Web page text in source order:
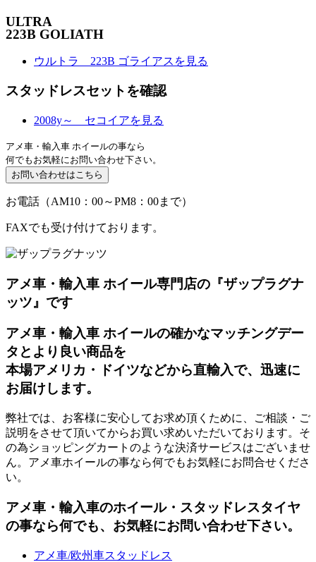
ULTRA
223B GOLIATH
ウルトラ 223B ゴライアスを見る
スタッドレスセットを確認
2008y～ セコイアを見る
アメ車・輸入車 ホイールの事なら
何でもお気軽にお問い合わせ下さい。
お電話（AM10：00～PM8：00まで）
FAXでも受け付けております。
アメ車・輸入車 ホイール専門店の『ザップラグナ
ッツ』です
アメ車・輸入車 ホイールの確かなマッチングデー
タとより良い商品を
本場アメリカ・ドイツなどから直輸入で、迅速に
お届けします。
弊社では、お客様に安心してお求め頂くために、ご相談・ご
説明をさせて頂いてからお買い求めいただいております。そ
の為ショッピングカートのような決済サービスはございませ
ん。アメ車ホイールの事なら何でもお気軽にお問合せくださ
い。
アメ車・輸入車のホイール・スタッドレスタイヤ
の事なら何でも、お気軽にお問い合わせ下さい。
アメ車/欧州車スタッドレス